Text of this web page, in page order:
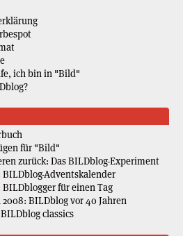
ich bin in "Bild"
für "Bild"
zurück: Das BILDblog-Experiment
Adventskalender
für einen Tag
BILDblog vor 40 Jahren
classics